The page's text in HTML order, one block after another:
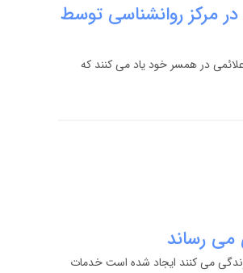
مرکز روانشناسی توسط
در همسر خود یاد می کنند که
می رساند
زندگی می کنند ایجاد شده است خدمات